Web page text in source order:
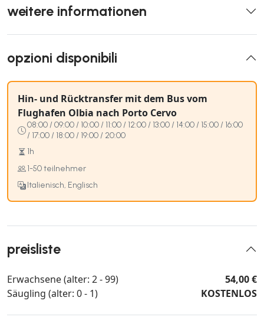
weitere informationen
opzioni disponibili
Hin- und Rücktransfer mit dem Bus vom
Flughafen Olbia nach Porto Cervo
08:00 / 09:00 / 10:00 / 11:00 / 12:00 / 13:00 / 14:00 / 15:00 / 16:00
/ 17:00 / 18:00 / 19:00 / 20:00
1h
1-50 teilnehmer
Italienisch, Englisch
preisliste
Erwachsene (alter: 2 - 99)
54,00 €
Säugling (alter: 0 - 1)
KOSTENLOS